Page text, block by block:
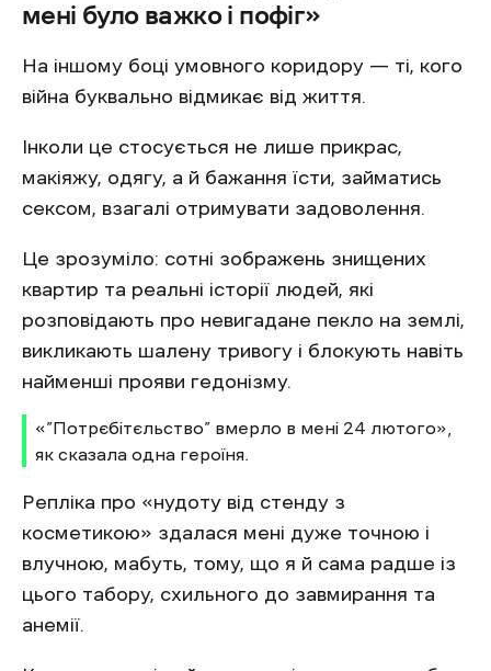
мені було важко і пофіг»
На іншому боці умовного коридору — ті, кого
війна буквально відмикає від життя.
Інколи це стосується не лише прикрас,
макіяжу, одягу, а й бажання їсти, займатись
сексом, взагалі отримувати задоволення.
Це зрозуміло: сотні зображень знищених
квартир та реальні історії людей, які
розповідають про невигадане пекло на землі,
викликають шалену тривогу і блокують навіть
найменші прояви гедонізму.
«”Потрєбітєльство” вмерло в мені 24 лютого»,
як сказала одна героїня.
Репліка про «нудоту від стенду з
косметикою» здалася мені дуже точною і
влучною, мабуть, тому, що я й сама радше із
цього табору, схильного до завмирання та
анемії.